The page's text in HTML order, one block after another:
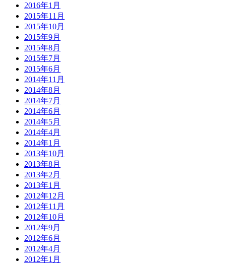
2016年1月
2015年11月
2015年10月
2015年9月
2015年8月
2015年7月
2015年6月
2014年11月
2014年8月
2014年7月
2014年6月
2014年5月
2014年4月
2014年1月
2013年10月
2013年8月
2013年2月
2013年1月
2012年12月
2012年11月
2012年10月
2012年9月
2012年6月
2012年4月
2012年1月